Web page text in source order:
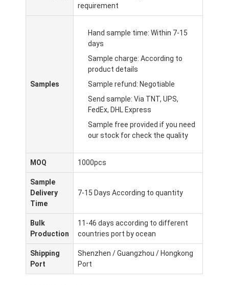
requirement
Samples
Hand sample time: Within 7-15
days
Sample charge: According to
product details
Sample refund: Negotiable
Send sample: Via TNT, UPS,
FedEx, DHL Express
Sample free provided if you need
our stock for check the quality
MOQ 1000pcs
Sample
Delivery
Time
7-15 Days According to quantity
Bulk
Production
11-46 days according to different
countries port by ocean
Shipping
Port
Shenzhen / Guangzhou / Hongkong
Port